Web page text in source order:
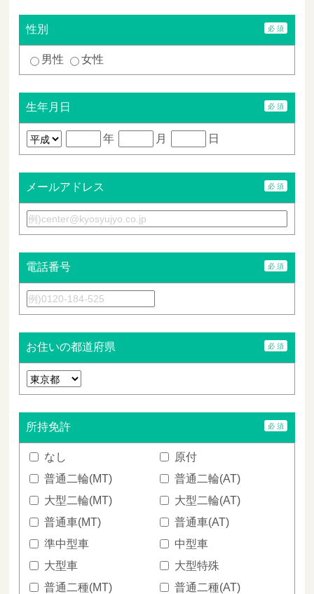
性別
男性 女性
生年月日
年 月 日
メールアドレス
電話番号
お住いの都道府県
所持免許
なし
原付
普通二輪(MT)
普通二輪(AT)
大型二輪(MT)
大型二輪(AT)
普通車(MT)
普通車(AT)
準中型車
中型車
大型車
大型特殊
普通二種(MT)
普通二種(AT)